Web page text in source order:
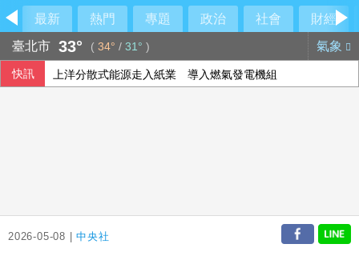
最新 熱門 專題 政治 社會
財經
臺北市 33° ( 34° / 31° ) 氣象
快訊 上洋分散式能源走入紙業 導入燃氣發電機組
2026-05-08 |中央社